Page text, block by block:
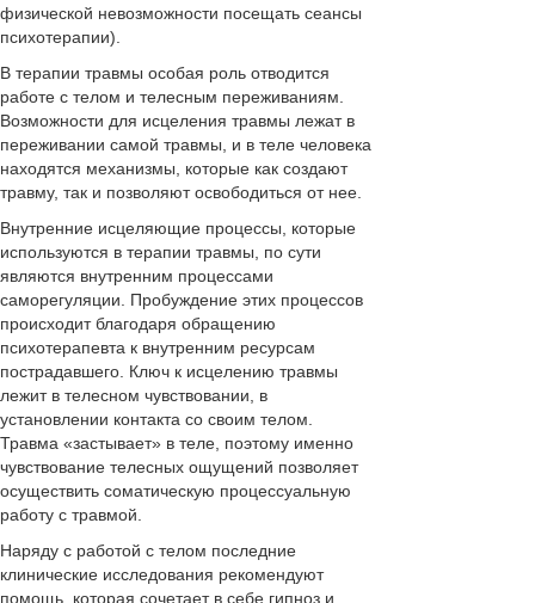
физической невозможности посещать сеансы
психотерапии).
В терапии травмы особая роль отводится
работе с телом и телесным переживаниям.
Возможности для исцеления травмы лежат в
переживании самой травмы, и в теле человека
находятся механизмы, которые как создают
травму, так и позволяют освободиться от нее.
Внутренние исцеляющие процессы, которые
используются в терапии травмы, по сути
являются внутренним процессами
саморегуляции. Пробуждение этих процессов
происходит благодаря обращению
психотерапевта к внутренним ресурсам
пострадавшего. Ключ к исцелению травмы
лежит в телесном чувствовании, в
установлении контакта со своим телом.
Травма «застывает» в теле, поэтому именно
чувствование телесных ощущений позволяет
осуществить соматическую процессуальную
работу с травмой.
Наряду с работой с телом последние
клинические исследования рекомендуют
помощь, которая сочетает в себе гипноз и